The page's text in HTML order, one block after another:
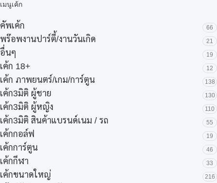
เมนูเค้ก
คัพเค้ก 66
พร๊อพงานปาร์ตี้/งานวันเกิด 21
อื่นๆ 19
เค้ก 18+ 12
เค้ก ภาพยนตร์/เกม/การ์ตูน 138
เค้ก3มิติ ผู้ชาย 130
เค้ก3มิติ ผู้หญิง 110
เค้ก3มิติ สินค้าแบรนด์เนม / รถ 55
เค้กกอล์ฟ 19
เค้กการ์ตูน 46
เค้กกีฬา 33
เค้กขนาดใหญ่ 216